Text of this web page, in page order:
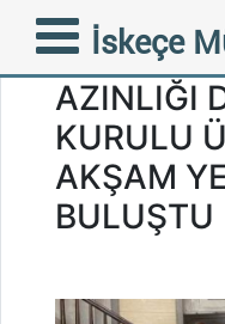
İskeçe
FAZİLETLİ
BATI
AZINLIĞI
KURULU
AKŞAM
BULUŞTU